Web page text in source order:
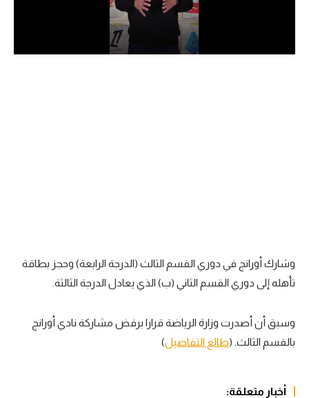
دوري أبطال إفريقيا
سعودي في الجول
الدوري الإسباني
وشارك أورانج في دوري القسم الثالث (الدرجة الرابعة) وحجز بطاقة
تأهله إلى دوري القسم الثاني (ب) الذي يعادل الدرجة الثالثة.
وسبق أن أصدرت وزارة الرياضة قرارا برفض مشاركة نادي أورانج
بالقسم الثالث. (طالع التفاصيل)
أخبار متعلقة: